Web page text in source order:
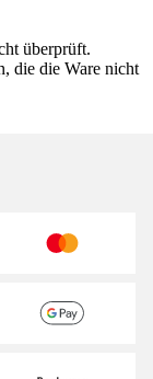
überprüft.
die die Ware nicht